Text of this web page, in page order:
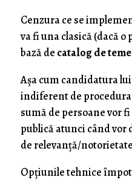
Cenzura ce se
va fi una clasică (dacă
bază de catalog de teme
Așa cum candidatura
indiferent de procedura
sumă de persoane vor
publică atunci când vor
de relevanță/
Opțiunile tehnice